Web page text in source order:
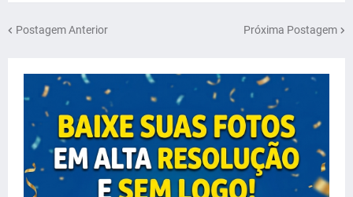
Postagem Anterior Próxima Postagem